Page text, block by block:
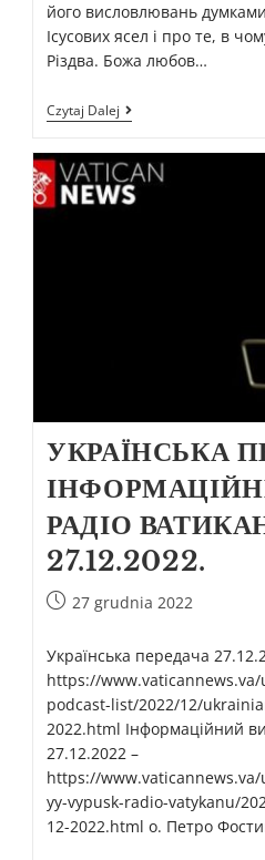
його висловлювань
Ісусових ясел і про те, в
Різдва. Божа любов…
Czytaj Dalej
УКРАЇНСЬКА
РАДІО
27.12.2022.
27 grudnia 2022
Українська передача
https://
podcast-list/2022/12/
2022.html Інформаційний
27.12.2022 –
https://
yy-vypusk-radio-vatykanu/
12-2022.html о. Петро